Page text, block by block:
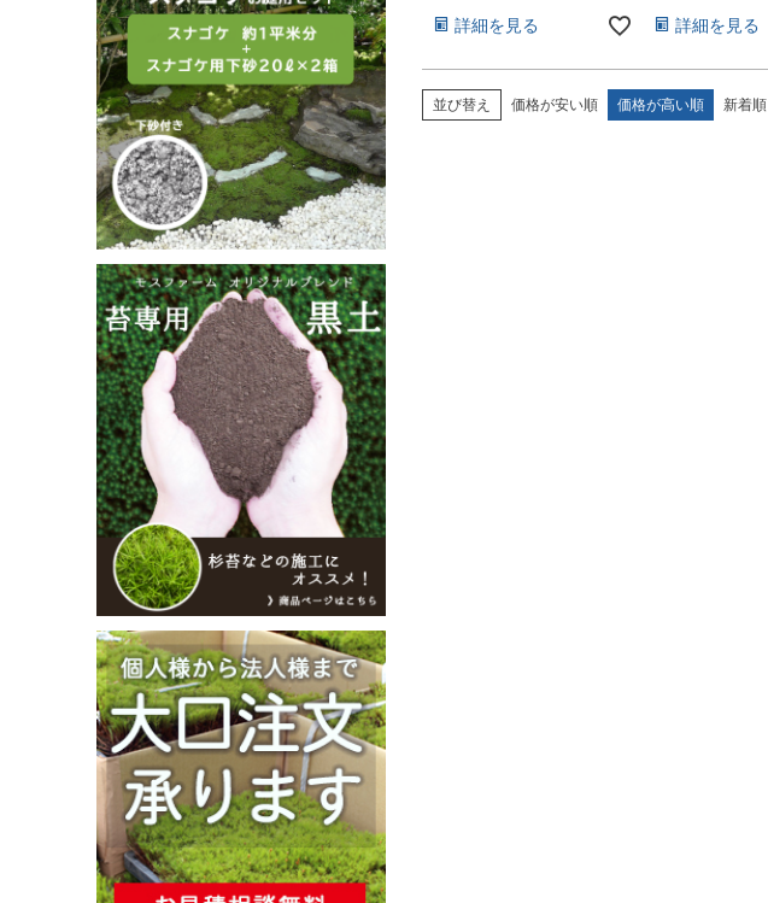
詳細を見る 詳細を見る
並び替え 価格が安い順 価格が高い順 新着順